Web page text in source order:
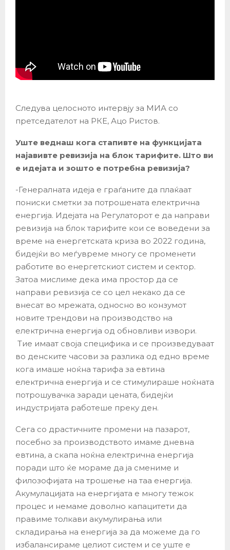
Следува целосното интервју за МИА со
претседателот на РКЕ, Ацо Ристов.
Уште веднаш кога стапивте на функцијата
најавивте ревизија на блок тарифите. Што ви
е идејата и зошто е потребна ревизија?
-Генералната идеја е граѓаните да плаќаат
пониски сметки за потрошената електрична
енергија. Идејата на Регулаторот е да направи
ревизија на блок тарифите кои се воведени за
време на енергетската криза во 2022 година,
бидејќи во меѓувреме многу се променети
работите во енергетскиот систем и сектор.
Затоа мислиме дека има простор да се
направи ревизија се со цел некако да се
внесат во мрежата, односно во конзумот
новите трендови на производство на
електрична енергија од обновливи извори.
Тие имаат своја специфика и се произведуваат
во денските часови за разлика од едно време
кога имаше ноќна тарифа за евтина
електрична енергија и се стимулираше ноќната
потрошувачка заради цената, бидејќи
индустријата работеше преку ден.
Сега со драстичните промени на пазарот,
посебно за производството имаме дневна
евтина, а скапа ноќна електрична енергија
поради што ќе мораме да ја смениме и
филозофијата на трошење на таа енергија.
Акумулацијата на енергијата е многу тежок
процес и немаме доволно капацитети да
правиме толкави акумулирања или
складирања на енергија за да можеме да го
избалансираме целиот систем и се уште е